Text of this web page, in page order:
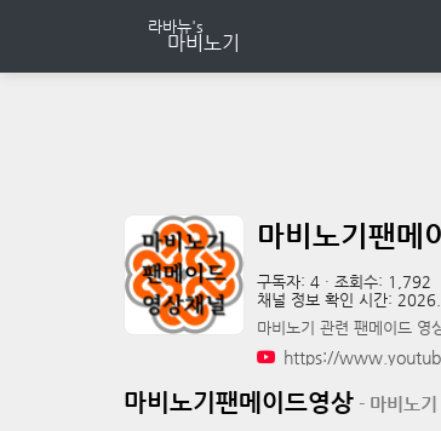
마비노기팬메
구독자: 4 · 조회수: 1,792
채널 정보 확인 시간:
마비노기 관련 팬메이드 영
https://
마비노기팬메이드영상 - 마비노